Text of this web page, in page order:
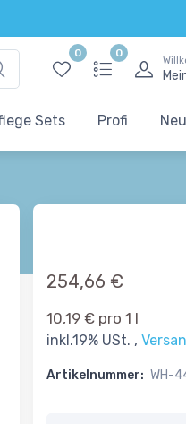
0 0
Sets Profi
254,66 €
10,19 € pro 1 l
inkl.19% USt. ,
Artikelnummer: WH-